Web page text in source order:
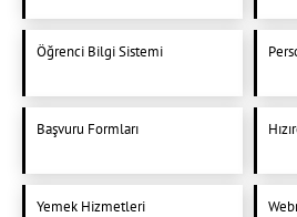
Öğrenci Bilgi Sistemi
Başvuru Formları
Yemek Hizmetleri